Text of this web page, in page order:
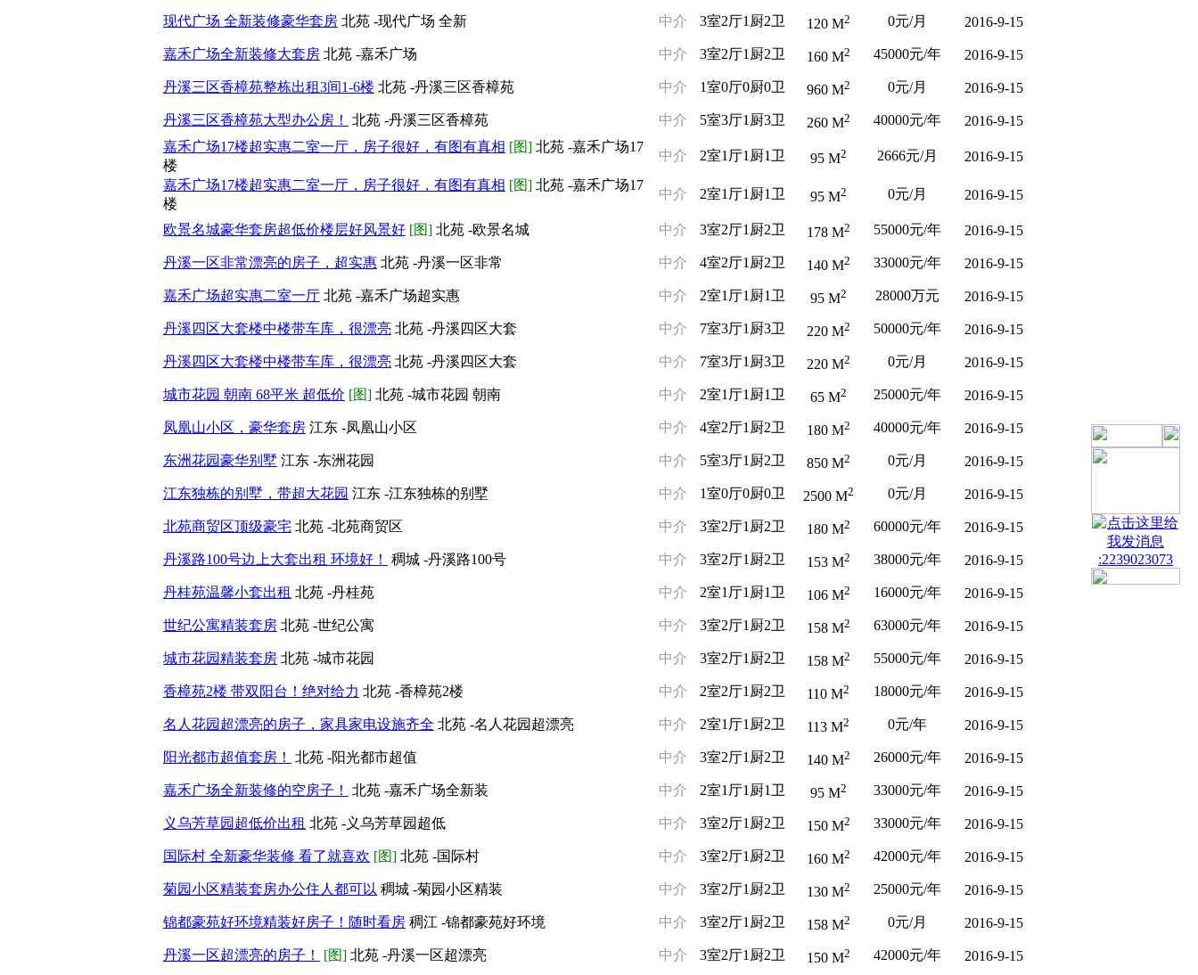
现代广场 全新装修豪华套房 北苑 -现代广场 全新 中介 3室2厅1厨2卫 120 M2 0元/月 2016-9-15
嘉禾广场全新装修大套房 北苑 -嘉禾广场 中介 3室2厅1厨2卫 160 M2 45000元/年 2016-9-15
丹溪三区香樟苑整栋出租3间1-6楼 北苑 -丹溪三区香樟苑 中介 1室0厅0厨0卫 960 M2 0元/月 2016-9-15
丹溪三区香樟苑大型办公房！ 北苑 -丹溪三区香樟苑 中介 5室3厅1厨3卫 260 M2 40000元/年
2016-9-15
嘉禾广场17楼超实惠二室一厅，房子很好，有图有真相 [图] 北苑 -嘉禾广场17
楼
中介 2室1厅1厨1卫 95 M2 2666元/月
2016-9-15
嘉禾广场17楼超实惠二室一厅，房子很好，有图有真相 [图] 北苑 -嘉禾广场17
楼
中介 2室1厅1厨1卫 95 M2 0元/月 2016-9-15
欧景名城豪华套房超低价楼层好风景好 [图] 北苑 -欧景名城 中介 3室2厅1厨2卫 178 M2 55000元/年 2016-9-15
丹溪一区非常漂亮的房子，超实惠 北苑 -丹溪一区非常 中介 4室2厅1厨2卫 140 M2 33000元/年 2016-9-15
嘉禾广场超实惠二室一厅 北苑 -嘉禾广场超实惠 中介 2室1厅1厨1卫 95 M2 28000万元 2016-9-15
丹溪四区大套楼中楼带车库，很漂亮 北苑 -丹溪四区大套 中介 7室3厅1厨3卫 220 M2 50000元/年 2016-9-15
丹溪四区大套楼中楼带车库，很漂亮 北苑 -丹溪四区大套 中介 7室3厅1厨3卫 220 M2 0元/月 2016-9-15
城市花园 朝南 68平米 超低价 [图] 北苑 -城市花园 朝南 中介 2室1厅1厨1卫 65 M2 25000元/年 2016-9-15
凤凰山小区，豪华套房 江东 -凤凰山小区 中介 4室2厅1厨2卫 180 M2 40000元/年 2016-9-15
东洲花园豪华别墅 江东 -东洲花园 中介 5室3厅1厨2卫 850 M2 0元/月 2016-9-15
江东独栋的别墅，带超大花园 江东 -江东独栋的别墅 中介 1室0厅0厨0卫 2500 M2 0元/月 2016-9-15
北苑商贸区顶级豪宅 北苑 -北苑商贸区 中介 3室2厅1厨2卫 180 M2 60000元/年 2016-9-15
丹溪路100号边上大套出租 环境好！ 稠城 -丹溪路100号 中介 3室2厅1厨2卫 153 M2 38000元/年 2016-9-15
丹桂苑温馨小套出租 北苑 -丹桂苑 中介 2室1厅1厨1卫 106 M2 16000元/年 2016-9-15
世纪公寓精装套房 北苑 -世纪公寓 中介 3室2厅1厨2卫 158 M2 63000元/年 2016-9-15
城市花园精装套房 北苑 -城市花园 中介 3室2厅1厨2卫 158 M2 55000元/年 2016-9-15
香樟苑2楼 带双阳台！绝对给力 北苑 -香樟苑2楼 中介 2室2厅1厨2卫 110 M2 18000元/年 2016-9-15
名人花园超漂亮的房子，家具家电设施齐全 北苑 -名人花园超漂亮 中介 2室1厅1厨2卫 113 M2 0元/年 2016-9-15
阳光都市超值套房！ 北苑 -阳光都市超值 中介 3室2厅1厨2卫 140 M2 26000元/年 2016-9-15
嘉禾广场全新装修的空房子！ 北苑 -嘉禾广场全新装 中介 2室1厅1厨1卫 95 M2 33000元/年 2016-9-15
义乌芳草园超低价出租 北苑 -义乌芳草园超低 中介 3室2厅1厨2卫 150 M2 33000元/年 2016-9-15
国际村 全新豪华装修 看了就喜欢 [图] 北苑 -国际村 中介 3室2厅1厨2卫 160 M2 42000元/年 2016-9-15
菊园小区精装套房办公住人都可以 稠城 -菊园小区精装 中介 3室2厅1厨2卫 130 M2 25000元/年 2016-9-15
锦都豪苑好环境精装好房子！随时看房 稠江 -锦都豪苑好环境 中介 3室2厅1厨2卫 158 M2 0元/月 2016-9-15
丹溪一区超漂亮的房子！ [图] 北苑 -丹溪一区超漂亮 中介 3室2厅1厨2卫 150 M2 42000元/年 2016-9-15
:2239023073